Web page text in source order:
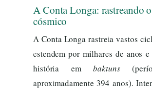
A Conta Longa: rastreando
cósmico
A Conta Longa rastreia vastos
estendem por milhares de anos
história embaktuns
aproximadamente 394 anos).